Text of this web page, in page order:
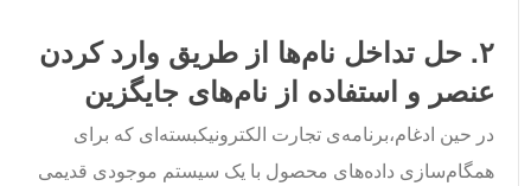
۲. حل تداخل نام‌ها از طریق وارد کردن
عنصر و استفاده از نام‌های جایگزین
در حین ادغام،برنامه‌ی تجارت الکترونیکبسته‌ای که برای
همگام‌سازی داده‌های محصول با یک سیستم موجودی قدیمی